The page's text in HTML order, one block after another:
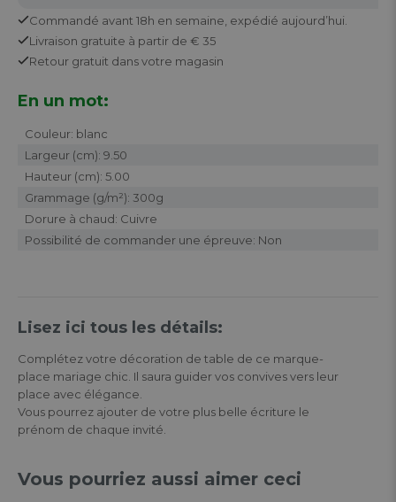
Commandé avant 18h en semaine, expédié aujourd’hui.
Livraison gratuite à partir de € 35
Retour gratuit dans votre magasin
En un mot:
Couleur: blanc
Largeur (cm): 9.50
Hauteur (cm): 5.00
Grammage (g/m²): 300g
Dorure à chaud: Cuivre
Possibilité de commander une épreuve: Non
Lisez ici tous les détails:
Complétez votre décoration de table de ce marque-
place mariage chic. Il saura guider vos convives vers leur
place avec élégance.
Vous pourrez ajouter de votre plus belle écriture le
prénom de chaque invité.
Vous pourriez aussi aimer ceci